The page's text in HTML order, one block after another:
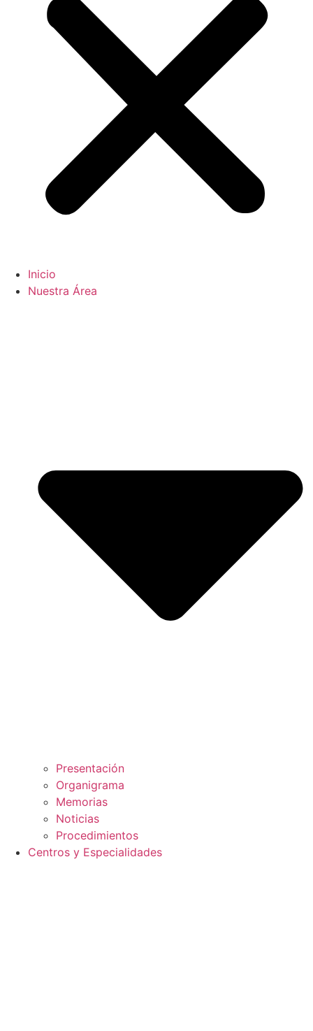
Inicio
Nuestra Área
Presentación
Organigrama
Memorias
Noticias
Procedimientos
Centros y Especialidades